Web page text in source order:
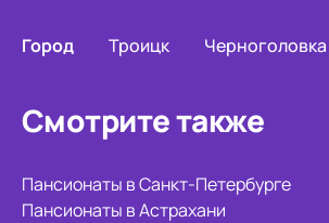
Город Троицк Черноголовка
Смотрите также
Пансионаты в Санкт-Петербурге
Пансионаты в Астрахани